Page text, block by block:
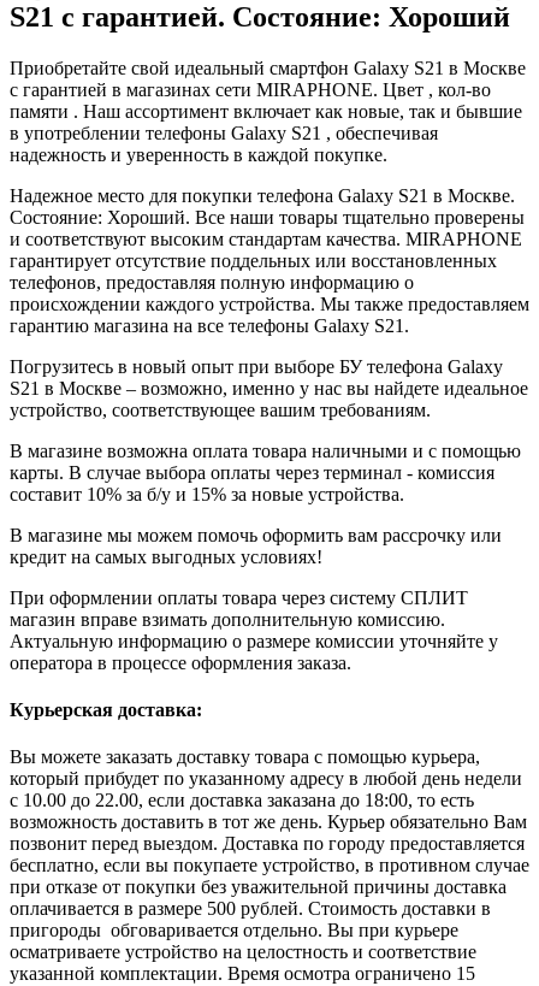
S21 с гарантией. Состояние: Хороший
Приобретайте свой идеальный смартфон Galaxy S21 в Москве
с гарантией в магазинах сети MIRAPHONE. Цвет , кол-во
памяти . Наш ассортимент включает как новые, так и бывшие
в употреблении телефоны Galaxy S21 , обеспечивая
надежность и уверенность в каждой покупке.
Надежное место для покупки телефона Galaxy S21 в Москве.
Состояние: Хороший. Все наши товары тщательно проверены
и соответствуют высоким стандартам качества. MIRAPHONE
гарантирует отсутствие поддельных или восстановленных
телефонов, предоставляя полную информацию о
происхождении каждого устройства. Мы также предоставляем
гарантию магазина на все телефоны Galaxy S21.
Погрузитесь в новый опыт при выборе БУ телефона Galaxy
S21 в Москве – возможно, именно у нас вы найдете идеальное
устройство, соответствующее вашим требованиям.
В магазине возможна оплата товара наличными и с помощью
карты. В случае выбора оплаты через терминал - комиссия
составит 10% за б/у и 15% за новые устройства.
В магазине мы можем помочь оформить вам рассрочку или
кредит на самых выгодных условиях!
При оформлении оплаты товара через систему СПЛИТ
магазин вправе взимать дополнительную комиссию.
Актуальную информацию о размере комиссии уточняйте у
оператора в процессе оформления заказа.
Курьерская доставка:
Вы можете заказать доставку товара с помощью курьера,
который прибудет по указанному адресу в любой день недели
с 10.00 до 22.00, если доставка заказана до 18:00, то есть
возможность доставить в тот же день. Курьер обязательно Вам
позвонит перед выездом. Доставка по городу предоставляется
бесплатно, если вы покупаете устройство, в противном случае
при отказе от покупки без уважительной причины доставка
оплачивается в размере 500 рублей. Стоимость доставки в
пригороды обговаривается отдельно. Вы при курьере
осматриваете устройство на целостность и соответствие
указанной комплектации. Время осмотра ограничено 15